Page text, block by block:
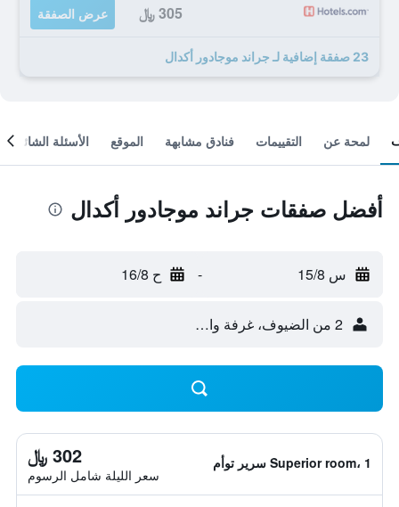
305 ﷼ عرض الصفقة
23 صفقة إضافية لـ جراند موجادور أكدال
لمحة عن التقييمات فنادق مشابهة الموقع الأسئلة الشائعة
أفضل صفقات جراند موجادور أكدال
س 15/8 - ح 16/8
2 من الضيوف، غرفة واحدة
Superior room، 1 سرير توأم 302 ﷼
سعر الليلة شامل الرسوم